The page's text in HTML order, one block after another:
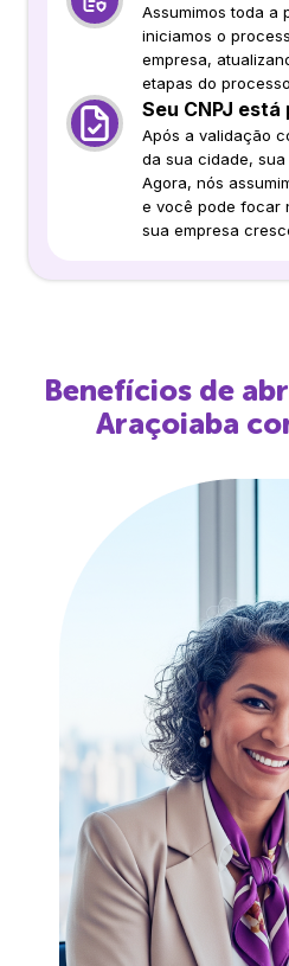
Assumimos toda a
iniciamos o
empresa,
etapas do
Seu CNPJ
Após a validação
da sua cidade,
Agora, nós
e você pode focar
sua empresa
Benefícios de
Araçoiaba